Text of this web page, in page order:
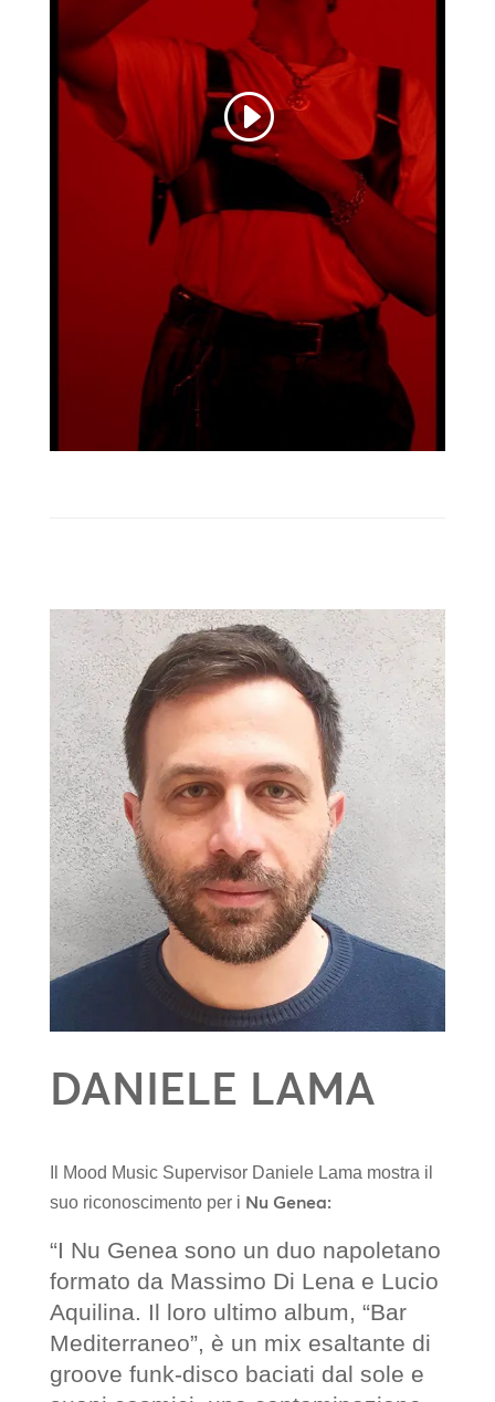
DANIELE LAMA
Il Mood Music Supervisor Daniele Lama mostra il
suo riconoscimento per i Nu Genea:
“I Nu Genea sono un duo napoletano
formato da Massimo Di Lena e Lucio
Aquilina. Il loro ultimo album, “Bar
Mediterraneo”, è un mix esaltante di
groove funk-disco baciati dal sole e